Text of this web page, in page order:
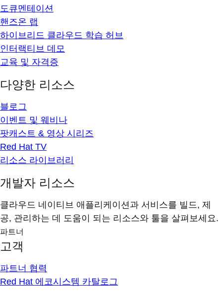
도큐멘테이션
핸즈온 랩
하이브리드 클라우드 학습 허브
인터랙티브 데모
교육 및 자격증
다양한 리소스
블로그
이벤트 및 웨비나
팟캐스트 & 영상 시리즈
Red Hat TV
리소스 라이브러리
개발자 리소스
클라우드 네이티브 애플리케이션과 서비스를 빌드, 제
공, 관리하는 데 도움이 되는 리소스와 툴을 살펴보세요.
파트너
고객
파트너 협력
Red Hat 에코시스템 카탈로그